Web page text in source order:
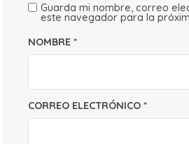
NOMBRE *
CORREO ELECTRÓNICO *
Guarda mi nombre, correo
este navegador para la